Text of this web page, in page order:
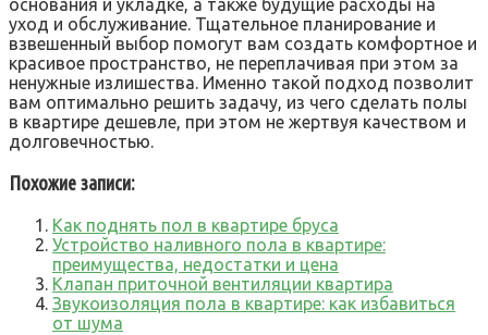
основания и укладке, а также будущие расходы на
уход и обслуживание. Тщательное планирование и
взвешенный выбор помогут вам создать комфортное и
красивое пространство, не переплачивая при этом за
ненужные излишества. Именно такой подход позволит
вам оптимально решить задачу, из чего сделать полы
в квартире дешевле, при этом не жертвуя качеством и
долговечностью.
Похожие записи:
Как поднять пол в квартире бруса
Устройство наливного пола в квартире:
преимущества, недостатки и цена
Клапан приточной вентиляции квартира
Звукоизоляция пола в квартире: как избавиться
от шума